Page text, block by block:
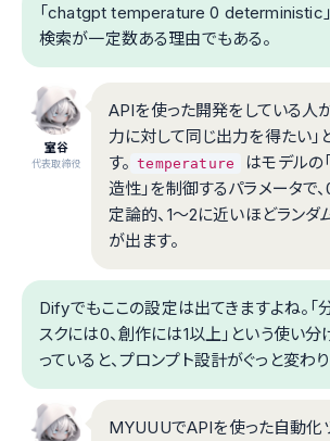
「chatgpt temperature 0 deterministic」
検索が一定数ある理由でもある。
室谷
代表取締役
APIを使った開発をしている人
力に対して同じ出力を得たい」
す。 temperature
はモデルの
造性」を制御するパラメータで
定論的、1〜2に近いほどラン
が出ます。
Difyでもここの設定は出てきますよね。「
スクには0、創作には1以上」という使い分
っていると、プロンプト設計がぐっと変わり
MYUUUでAPIを使った自動化